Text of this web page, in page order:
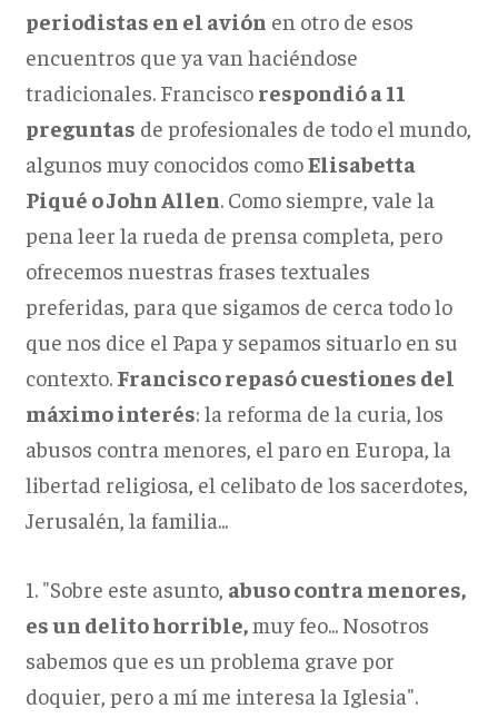
periodistas en el avión en otro de esos
encuentros que ya van haciéndose
tradicionales.Francisco respondió a 11
preguntas de profesionales de todo el mundo,
algunos muy conocidos comoElisabetta
Piqué o John Allen. Como siempre, vale la
pena leer la rueda de prensa completa, pero
ofrecemos nuestras frases textuales
preferidas, para que sigamos de cerca todo lo
que nos dice el Papa y sepamos situarlo en su
contexto. Francisco repasó cuestiones del
máximo interés: la reforma de la curia, los
abusos contra menores, el paro en Europa, la
libertad religiosa, el celibato de los sacerdotes,
Jerusalén, la familia...
1. "Sobre este asunto, abuso contra menores,
es un delito horrible,muy feo... Nosotros
sabemos que es un problema grave por
doquier, pero a mí me interesa la Iglesia".